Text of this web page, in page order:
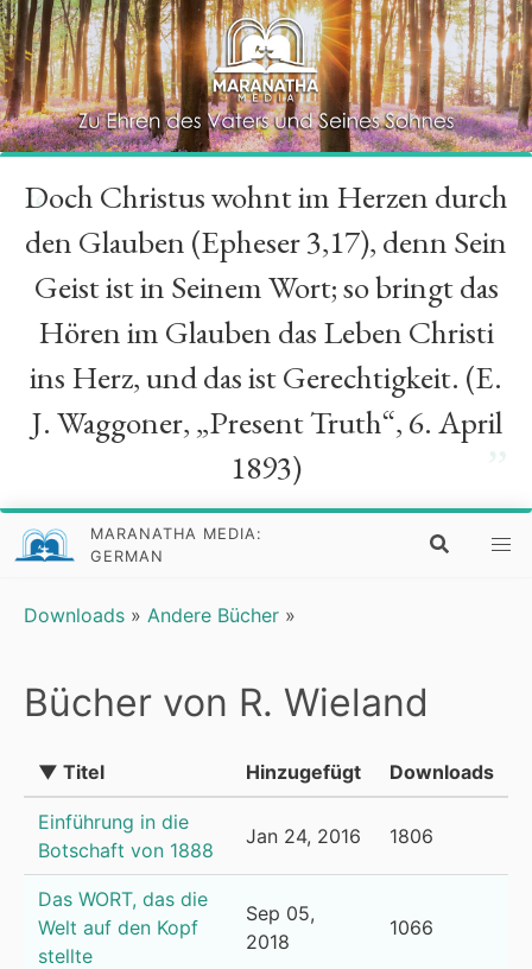
“
Doch Christus wohnt im Herzen durch
den Glauben (Epheser 3,17), denn Sein
Geist ist in Seinem Wort; so bringt das
Hören im Glauben das Leben Christi
ins Herz, und das ist Gerechtigkeit. (E.
J. Waggoner, „Present Truth“, 6. April
1893)
MARANATHA MEDIA:
GERMAN
Downloads » Andere Bücher »
Bücher von R. Wieland
▼ Titel Hinzugefügt Downloads
Einführung in die
Botschaft von 1888
Jan 24, 2016 1806
Das WORT, das die
Welt auf den Kopf
stellte
Sep 05,
2018
1066